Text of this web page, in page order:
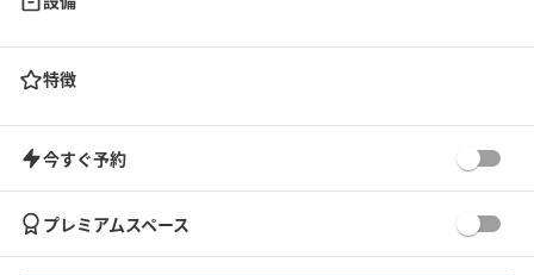
特徴
今すぐ予約
プレミアムスペース